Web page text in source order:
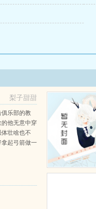
梨子甜甜
乐部的教
他无意中穿
壮啥也不
起弓箭做一